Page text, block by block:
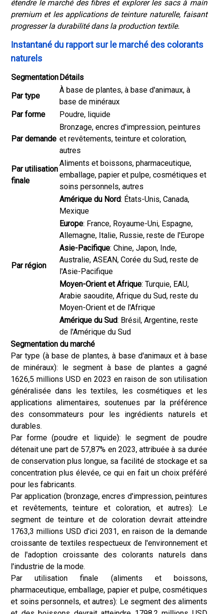
étendre le marché des fibres et explorer les sacs à main
premium et les applications de teinture naturelle, faisant
progresser la durabilité dans la production textile.
Instantané du rapport sur le marché des colorants
naturels
SegmentationDétails
Par type
À base de plantes, à base d'animaux, à
base de minéraux
Par forme
Poudre, liquide
Par demande
Bronzage, encres d'impression, peintures
et revêtements, teinture et coloration,
autres
Par utilisation
finale
Aliments et boissons, pharmaceutique,
emballage, papier et pulpe, cosmétiques et
soins personnels, autres
Par région
Amérique du Nord: États-Unis, Canada,
Mexique
Europe: France, Royaume-Uni, Espagne,
Allemagne, Italie, Russie, reste de l'Europe
Asie-Pacifique: Chine, Japon, Inde,
Australie, ASEAN, Corée du Sud, reste de
l'Asie-Pacifique
Moyen-Orient et Afrique: Turquie, EAU,
Arabie saoudite, Afrique du Sud, reste du
Moyen-Orient et de l'Afrique
Amérique du Sud: Brésil, Argentine, reste
de l'Amérique du Sud
Segmentation du marché
Par type (à base de plantes, à base d'animaux et à base
de minéraux): le segment à base de plantes a gagné
1626,5 millions USD en 2023 en raison de son utilisation
généralisée dans les textiles, les cosmétiques et les
applications alimentaires, soutenues par la préférence
des consommateurs pour les ingrédients naturels et
durables.
Par forme (poudre et liquide): le segment de poudre
détenait une part de 57,87% en 2023, attribuée à sa durée
de conservation plus longue, sa facilité de stockage et sa
concentration plus élevée, ce qui en fait un choix préféré
pour les fabricants.
Par application (bronzage, encres d'impression, peintures
et revêtements, teinture et coloration, et autres): Le
segment de teinture et de coloration devrait atteindre
1763,3 millions USD d'ici 2031, en raison de la demande
croissante de textiles respectueux de l'environnement et
de l'adoption croissante des colorants naturels dans
l'industrie de la mode.
Par utilisation finale (aliments et boissons,
pharmaceutique, emballage, papier et pulpe, cosmétiques
et soins personnels, et autres): Le segment des aliments